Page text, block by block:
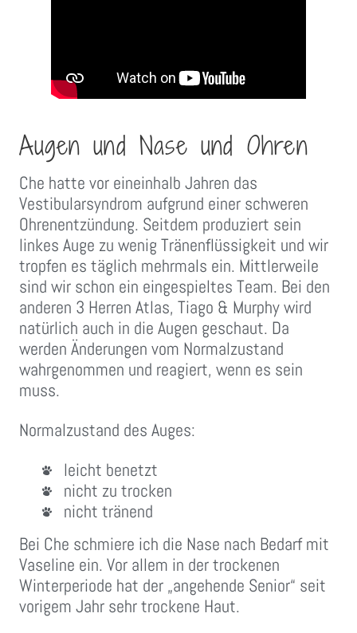
Augen und Nase und Ohren
Che hatte vor eineinhalb Jahren das
Vestibularsyndrom aufgrund einer schweren
Ohrenentzündung. Seitdem produziert sein
linkes Auge zu wenig Tränenflüssigkeit und wir
tropfen es täglich mehrmals ein. Mittlerweile
sind wir schon ein eingespieltes Team. Bei den
anderen 3 Herren Atlas, Tiago & Murphy wird
natürlich auch in die Augen geschaut. Da
werden Änderungen vom Normalzustand
wahrgenommen und reagiert, wenn es sein
muss.
Normalzustand des Auges:
leicht benetzt
nicht zu trocken
nicht tränend
Bei Che schmiere ich die Nase nach Bedarf mit
Vaseline ein. Vor allem in der trockenen
Winterperiode hat der „angehende Senior“ seit
vorigem Jahr sehr trockene Haut.